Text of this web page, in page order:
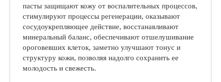
пасты защищают кожу от воспалительных процессов,
стимулируют процессы регенерации, оказывают
сосудоукрепляющее действие, восстанавливают
минеральный баланс, обеспечивают отшелушивание
ороговевших клеток, заметно улучшают тонус и
структуру кожи, позволяя надолго сохранить ее
молодость и свежесть.